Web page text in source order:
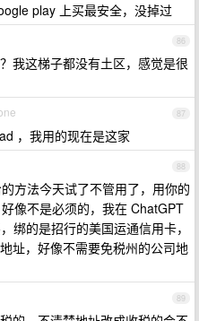
play 上买最安全，没掉过
86
我这梯子都没有土区，感觉是很
87
，我用的现在是这家
88
方法今天试了不管用了，用你的
像不是必须的，我在 ChatGPT
绑的是招行的美国运通信用卡，
址，好像不需要免税州的公司地
89